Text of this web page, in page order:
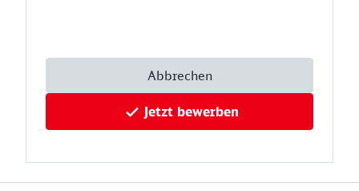
Abbrechen
Jetzt bewerben